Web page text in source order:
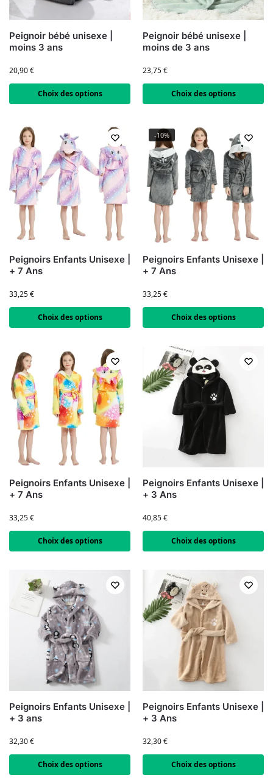
Peignoir bébé unisexe |
moins 3 ans
20,90€
Choix des options
Peignoir bébé unisexe |
moins de 3 ans
23,75€
Choix des options
Peignoirs Enfants Unisexe |
+ 7 Ans
33,25€
Choix des options
-10%
Peignoirs Enfants Unisexe |
+ 7 Ans
33,25€
Choix des options
Peignoirs Enfants Unisexe |
+ 7 Ans
33,25€
Choix des options
Peignoirs Enfants Unisexe |
+ 3 Ans
40,85€
Choix des options
Peignoirs Enfants Unisexe |
+ 3 ans
32,30€
Choix des options
Peignoirs Enfants Unisexe |
+ 3 Ans
32,30€
Choix des options